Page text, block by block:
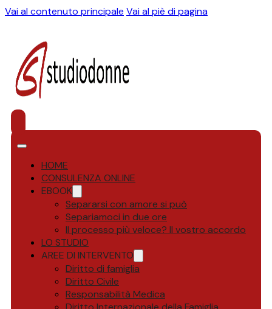
Vai al contenuto principale Vai al piè di pagina
HOME
CONSULENZA ONLINE
EBOOK
Separarsi con amore si può
Separiamoci in due ore
Il processo più veloce? Il vostro accordo
LO STUDIO
AREE DI INTERVENTO
Diritto di famiglia
Diritto Civile
Responsabilità Medica